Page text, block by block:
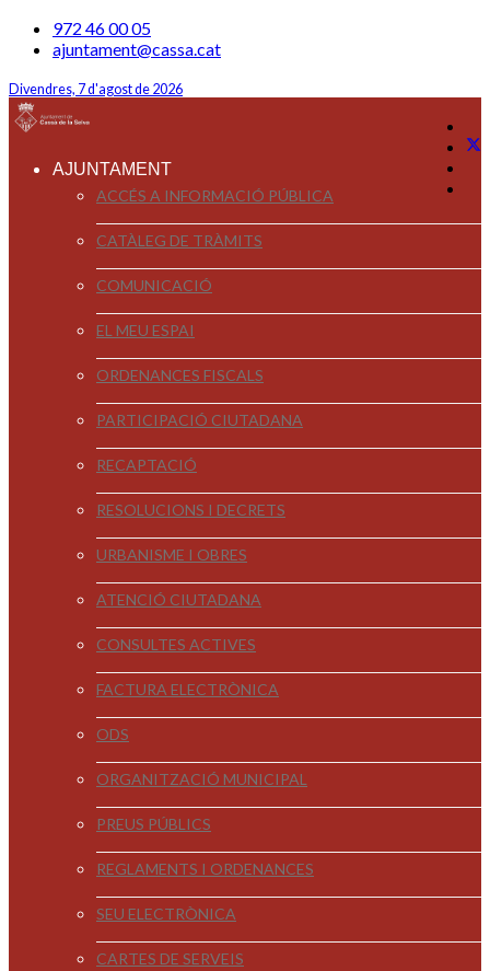
972 46 00 05
ajuntament@cassa.cat
Divendres, 7 d'agost de 2026
AJUNTAMENT
ACCÉS A INFORMACIÓ PÚBLICA
CATÀLEG DE TRÀMITS
COMUNICACIÓ
EL MEU ESPAI
ORDENANCES FISCALS
PARTICIPACIÓ CIUTADANA
RECAPTACIÓ
RESOLUCIONS I DECRETS
URBANISME I OBRES
ATENCIÓ CIUTADANA
CONSULTES ACTIVES
FACTURA ELECTRÒNICA
ODS
ORGANITZACIÓ MUNICIPAL
PREUS PÚBLICS
REGLAMENTS I ORDENANCES
SEU ELECTRÒNICA
CARTES DE SERVEIS